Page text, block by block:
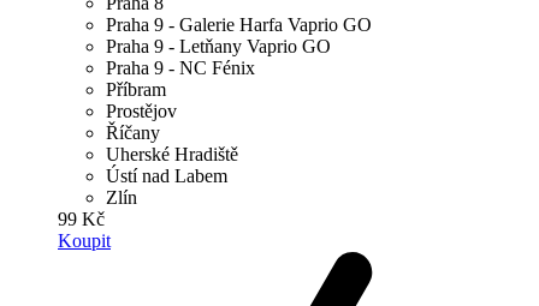
Praha 9 - Galerie Harfa Vaprio GO
Praha 9 - Letňany Vaprio GO
Praha 9 - NC Fénix
Příbram
Prostějov
Říčany
Uherské Hradiště
Ústí nad Labem
Zlín
99 Kč
Koupit